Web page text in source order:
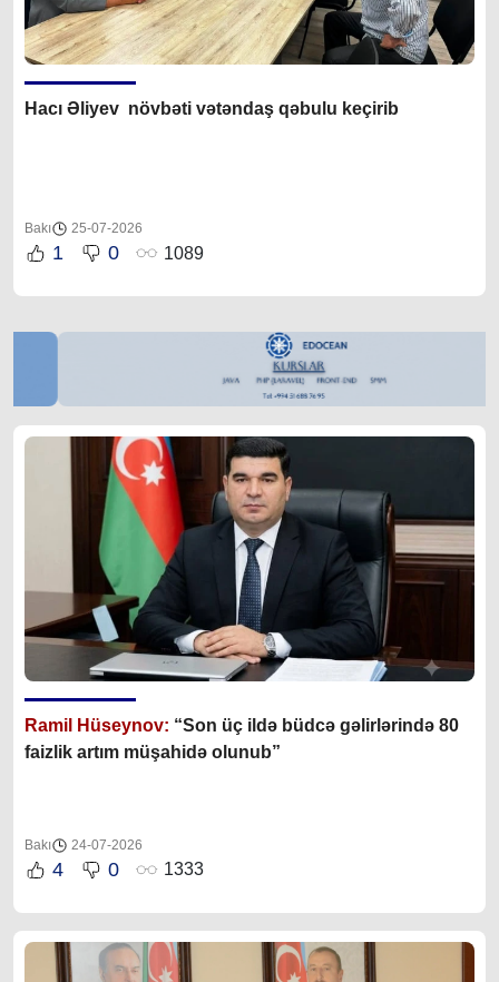
Hacı Əliyev növbəti vətəndaş qəbulu keçirib
Bakı 25-07-2026
1 0 1089
Ramil Hüseynov: “Son üç ildə büdcə gəlirlərində 80
faizlik artım müşahidə olunub”
Bakı 24-07-2026
4 0 1333